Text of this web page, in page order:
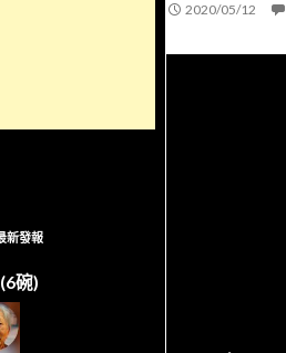
2020/05/12
新發報
碗)